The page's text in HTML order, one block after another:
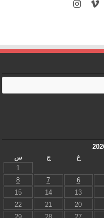
خ ج
س
1
6
7
8
13
14
15
20
21
22